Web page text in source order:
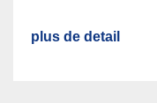
plus de detail